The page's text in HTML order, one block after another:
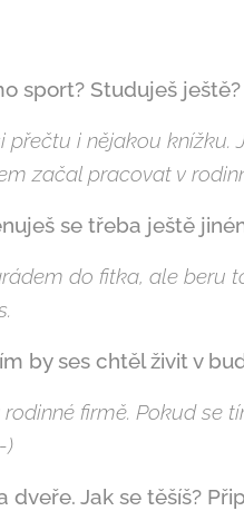
sport? Studuješ ještě?
přečtu i nějakou
začal pracovat v
se třeba ještě
do fitka, ale beru
by ses chtěl živit v
firmě. Pokud se
)
dveře. Jak se těšíš?